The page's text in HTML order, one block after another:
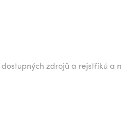
zdrojů a rejstříků a